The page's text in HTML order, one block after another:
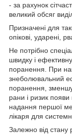
- за рахунок
великий обсяг
Призначені для
опікові, ударені,
Не потрібно
швидку і
поранення. При
знеболювальний
поранення,
рани і ризик появи
надання першої
лікаря для
Залежно від стану